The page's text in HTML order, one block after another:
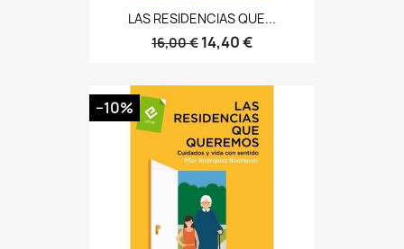
LAS RESIDENCIAS QUE...
16,00 € 14,40 €
−10%